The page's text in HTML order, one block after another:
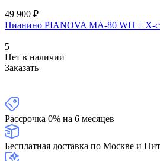
49 900 ₽
Пианино PIANOVA MA-80 WH + X-
5
Нет в наличии
Заказать
Рассрочка 0% на 6 месяцев
Бесплатная доставка по Москве и